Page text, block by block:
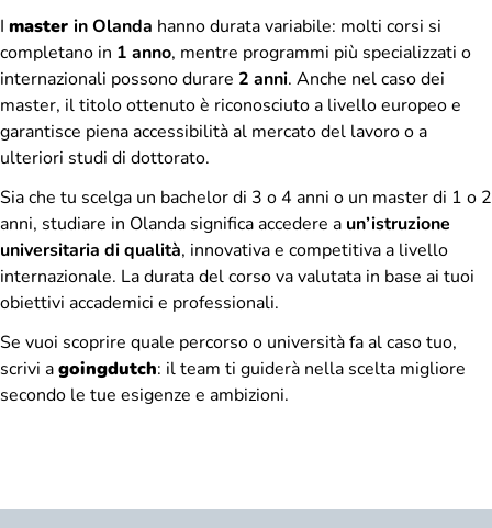
I master in Olanda hanno durata variabile: molti corsi si
completano in 1 anno, mentre programmi più specializzati o
internazionali possono durare 2 anni. Anche nel caso dei
master, il titolo ottenuto è riconosciuto a livello europeo e
garantisce piena accessibilità al mercato del lavoro o a
ulteriori studi di dottorato.
Sia che tu scelga un bachelor di 3 o 4 anni o un master di 1 o 2
anni, studiare in Olanda significa accedere a un’istruzione
universitaria di qualità, innovativa e competitiva a livello
internazionale. La durata del corso va valutata in base ai tuoi
obiettivi accademici e professionali.
Se vuoi scoprire quale percorso o università fa al caso tuo,
scrivi agoingdutch: il team ti guiderà nella scelta migliore
secondo le tue esigenze e ambizioni.